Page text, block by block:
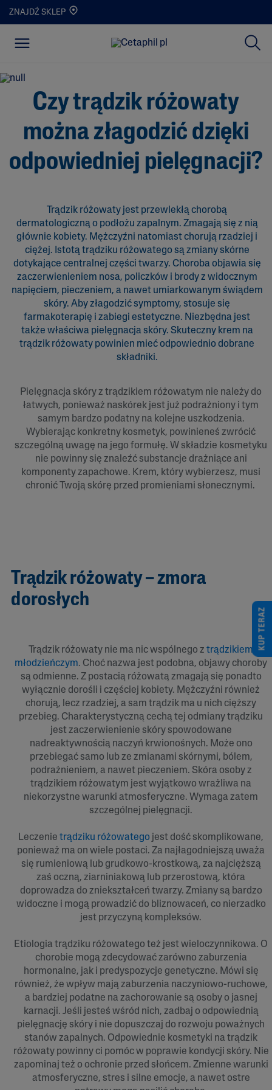
ZNAJDŹ SKLEP
Czy trądzik różowaty
można złagodzić dzięki
odpowiedniej pielęgnacji?
Trądzik różowaty jest przewlekłą chorobą
dermatologiczną o podłożu zapalnym. Zmagają się z nią
głównie kobiety. Mężczyźni natomiast chorują rzadziej i
ciężej. Istotą trądziku różowatego są zmiany skórne
dotykające centralnej części twarzy. Choroba objawia się
zaczerwienieniem nosa, policzków i brody z widocznym
napięciem, pieczeniem, a nawet umiarkowanym świądem
skóry. Aby złagodzić symptomy, stosuje się
farmakoterapię i zabiegi estetyczne. Niezbędna jest
także właściwa pielęgnacja skóry. Skuteczny krem na
trądzik różowaty powinien mieć odpowiednio dobrane
składniki.
Pielęgnacja skóry z trądzikiem różowatym nie należy do
łatwych, ponieważ naskórek jest już podrażniony i tym
samym bardzo podatny na kolejne uszkodzenia.
Wybierając konkretny kosmetyk, powinieneś zwrócić
szczególną uwagę na jego formułę. W składzie kosmetyku
nie powinny się znaleźć substancje drażniące ani
komponenty zapachowe. Krem, który wybierzesz, musi
chronić Twoją skórę przed promieniami słonecznymi.
Trądzik różowaty – zmora
dorosłych
Trądzik różowaty nie ma nic wspólnego ztrądzikiem
młodzieńczym. Choć nazwa jest podobna, objawy choroby
są odmienne. Z postacią różowatą zmagają się ponadto
wyłącznie dorośli i częściej kobiety. Mężczyźni również
chorują, lecz rzadziej, a sam trądzik ma u nich cięższy
przebieg. Charakterystyczną cechą tej odmiany trądziku
jest zaczerwienienie skóry spowodowane
nadreaktywnością naczyń krwionośnych. Może ono
przebiegać samo lub ze zmianami skórnymi, bólem,
podrażnieniem, a nawet pieczeniem. Skóra osoby z
trądzikiem różowatym jest wyjątkowo wrażliwa na
niekorzystne warunki atmosferyczne. Wymaga zatem
szczególnej pielęgnacji.
Leczenietrądziku różowatego jest dość skomplikowane,
ponieważ ma on wiele postaci. Za najłagodniejszą uważa
się rumieniową lub grudkowo-krostkową, za najcięższą
zaś oczną, ziarniniakową lub przerostową, która
doprowadza do zniekształceń twarzy. Zmiany są bardzo
widoczne i mogą prowadzić do bliznowaceń, co nierzadko
jest przyczyną kompleksów.
Etiologia trądziku różowatego też jest wieloczynnikowa. O
chorobie mogą zdecydować zarówno zaburzenia
hormonalne, jak i predyspozycje genetyczne. Mówi się
również, że wpływ mają zaburzenia naczyniowo-ruchowe,
a bardziej podatne na zachorowanie są osoby o jasnej
karnacji. Jeśli jesteś wśród nich, zadbaj o odpowiednią
pielęgnację skóry i nie dopuszczaj do rozwoju poważnych
stanów zapalnych. Odpowiednie kosmetyki na trądzik
różowaty powinny ci pomóc w poprawie kondycji skóry. Nie
zapominaj też o ochronie przed słońcem. Zmienne warunki
atmosferyczne, stres i silne emocje, a nawet ostre
KUP TERAZ